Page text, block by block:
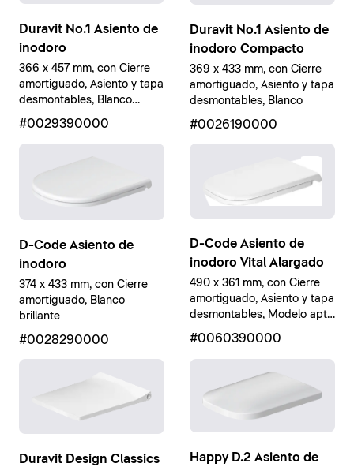
Duravit No.1 Asiento de
inodoro
366 x 457 mm, con Cierre
amortiguado, Asiento y tapa
desmontables, Blanco
brillante
#0029390000
Duravit No.1 Asiento de
inodoro Compacto
369 x 433 mm, con Cierre
amortiguado, Asiento y tapa
desmontables, Blanco
#0026190000
D-Code Asiento de
inodoro
374 x 433 mm, con Cierre
amortiguado, Blanco
brillante
#0028290000
D-Code Asiento de
inodoro Vital Alargado
490 x 361 mm, con Cierre
amortiguado, Asiento y tapa
desmontables, Modelo apto
brillante
#0060390000
Duravit Design Classics
Happy D.2 Asiento de